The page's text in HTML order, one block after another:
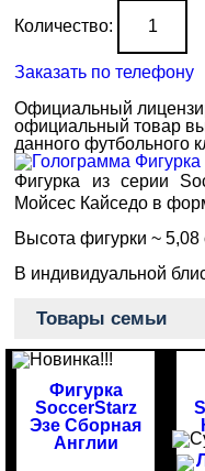
Количество:
Заказать по телефону
Официальный
официальный товар
данного футбольного
Фигурка из серии
Мойсес Кайседо в
Высота фигурки ~ 5,08
В индивидуальной
Товары семьи
Фигурка
SoccerStarz
Эзе Сборная
Англии